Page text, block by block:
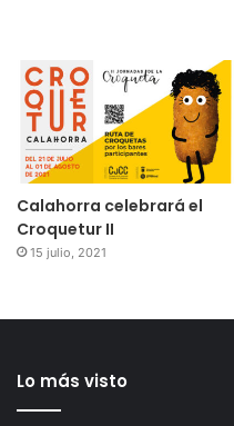
Calahorra celebrará el
Croquetur II
15 julio, 2021
Lo más visto